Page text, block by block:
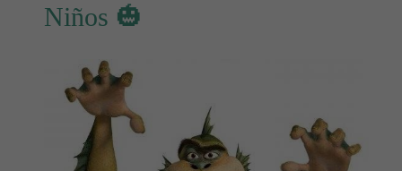
Niños 🎃